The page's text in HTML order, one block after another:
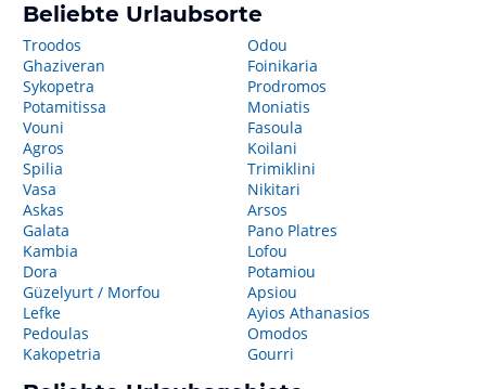
Beliebte Urlaubsorte
Troodos
Ghaziveran
Sykopetra
Potamitissa
Vouni
Agros
Spilia
Vasa
Askas
Galata
Kambia
Dora
Güzelyurt / Morfou
Lefke
Pedoulas
Kakopetria
Odou
Foinikaria
Prodromos
Moniatis
Fasoula
Koilani
Trimiklini
Nikitari
Arsos
Pano Platres
Lofou
Potamiou
Apsiou
Ayios Athanasios
Omodos
Gourri